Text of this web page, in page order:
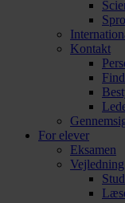
Kontakt
For elever
Eksamen
Vejledning